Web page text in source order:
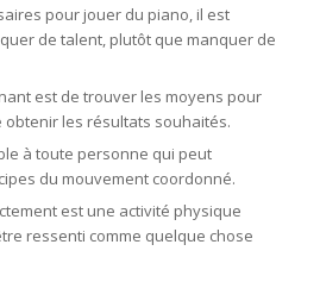
pour jouer du piano, il est
de talent, plutôt que manquer de
est de trouver les moyens pour
obtenir les résultats souhaités.
à toute personne qui peut
du mouvement coordonné.
est une activité physique
ressenti comme quelque chose